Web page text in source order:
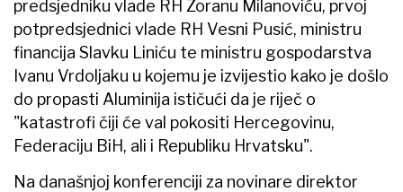
predsjedniku vlade RH Zoranu Milanoviću, prvoj
potpredsjednici vlade RH Vesni Pusić, ministru
financija Slavku Liniću te ministru gospodarstva
Ivanu Vrdoljaku u kojemu je izvijestio kako je došlo
do propasti Aluminija ističući da je riječ o
"katastrofi čiji će val pokositi Hercegovinu,
Federaciju BiH, ali i Republiku Hrvatsku".
Na današnjoj konferenciji za novinare direktor